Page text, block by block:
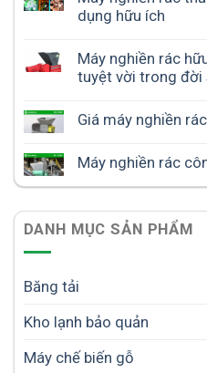
dụng hữu ích
Máy nghiền rác
tuyệt vời trong đời
Giá máy nghiền
Máy nghiền rác
DANH MỤC SẢN PHẨM
Băng tải
Kho lạnh bảo quản
Máy chế biến gỗ